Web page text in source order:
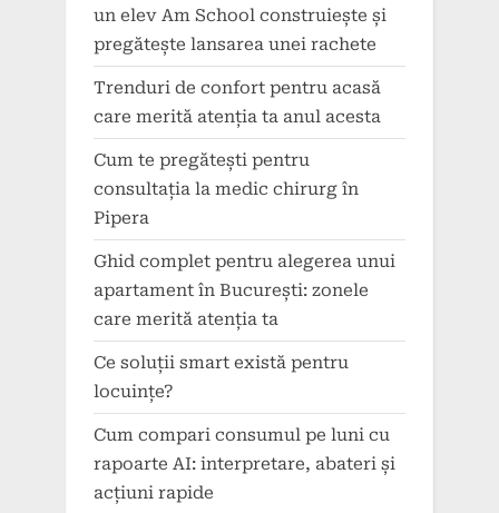
un elev Am School construiește și
pregătește lansarea unei rachete
Trenduri de confort pentru acasă
care merită atenția ta anul acesta
Cum te pregătești pentru
consultația la medic chirurg în
Pipera
Ghid complet pentru alegerea unui
apartament în București: zonele
care merită atenția ta
Ce soluții smart există pentru
locuințe?
Cum compari consumul pe luni cu
rapoarte AI: interpretare, abateri și
acțiuni rapide